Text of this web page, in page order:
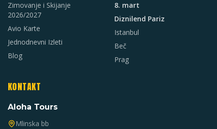
Zimovanje i Skijanje
2026/2027
Avio Karte
Jednodnevni Izleti
Blog
8. mart
Diznilend Pariz
Istanbul
Beč
Prag
KONTAKT
Aloha Tours
Mlinska bb